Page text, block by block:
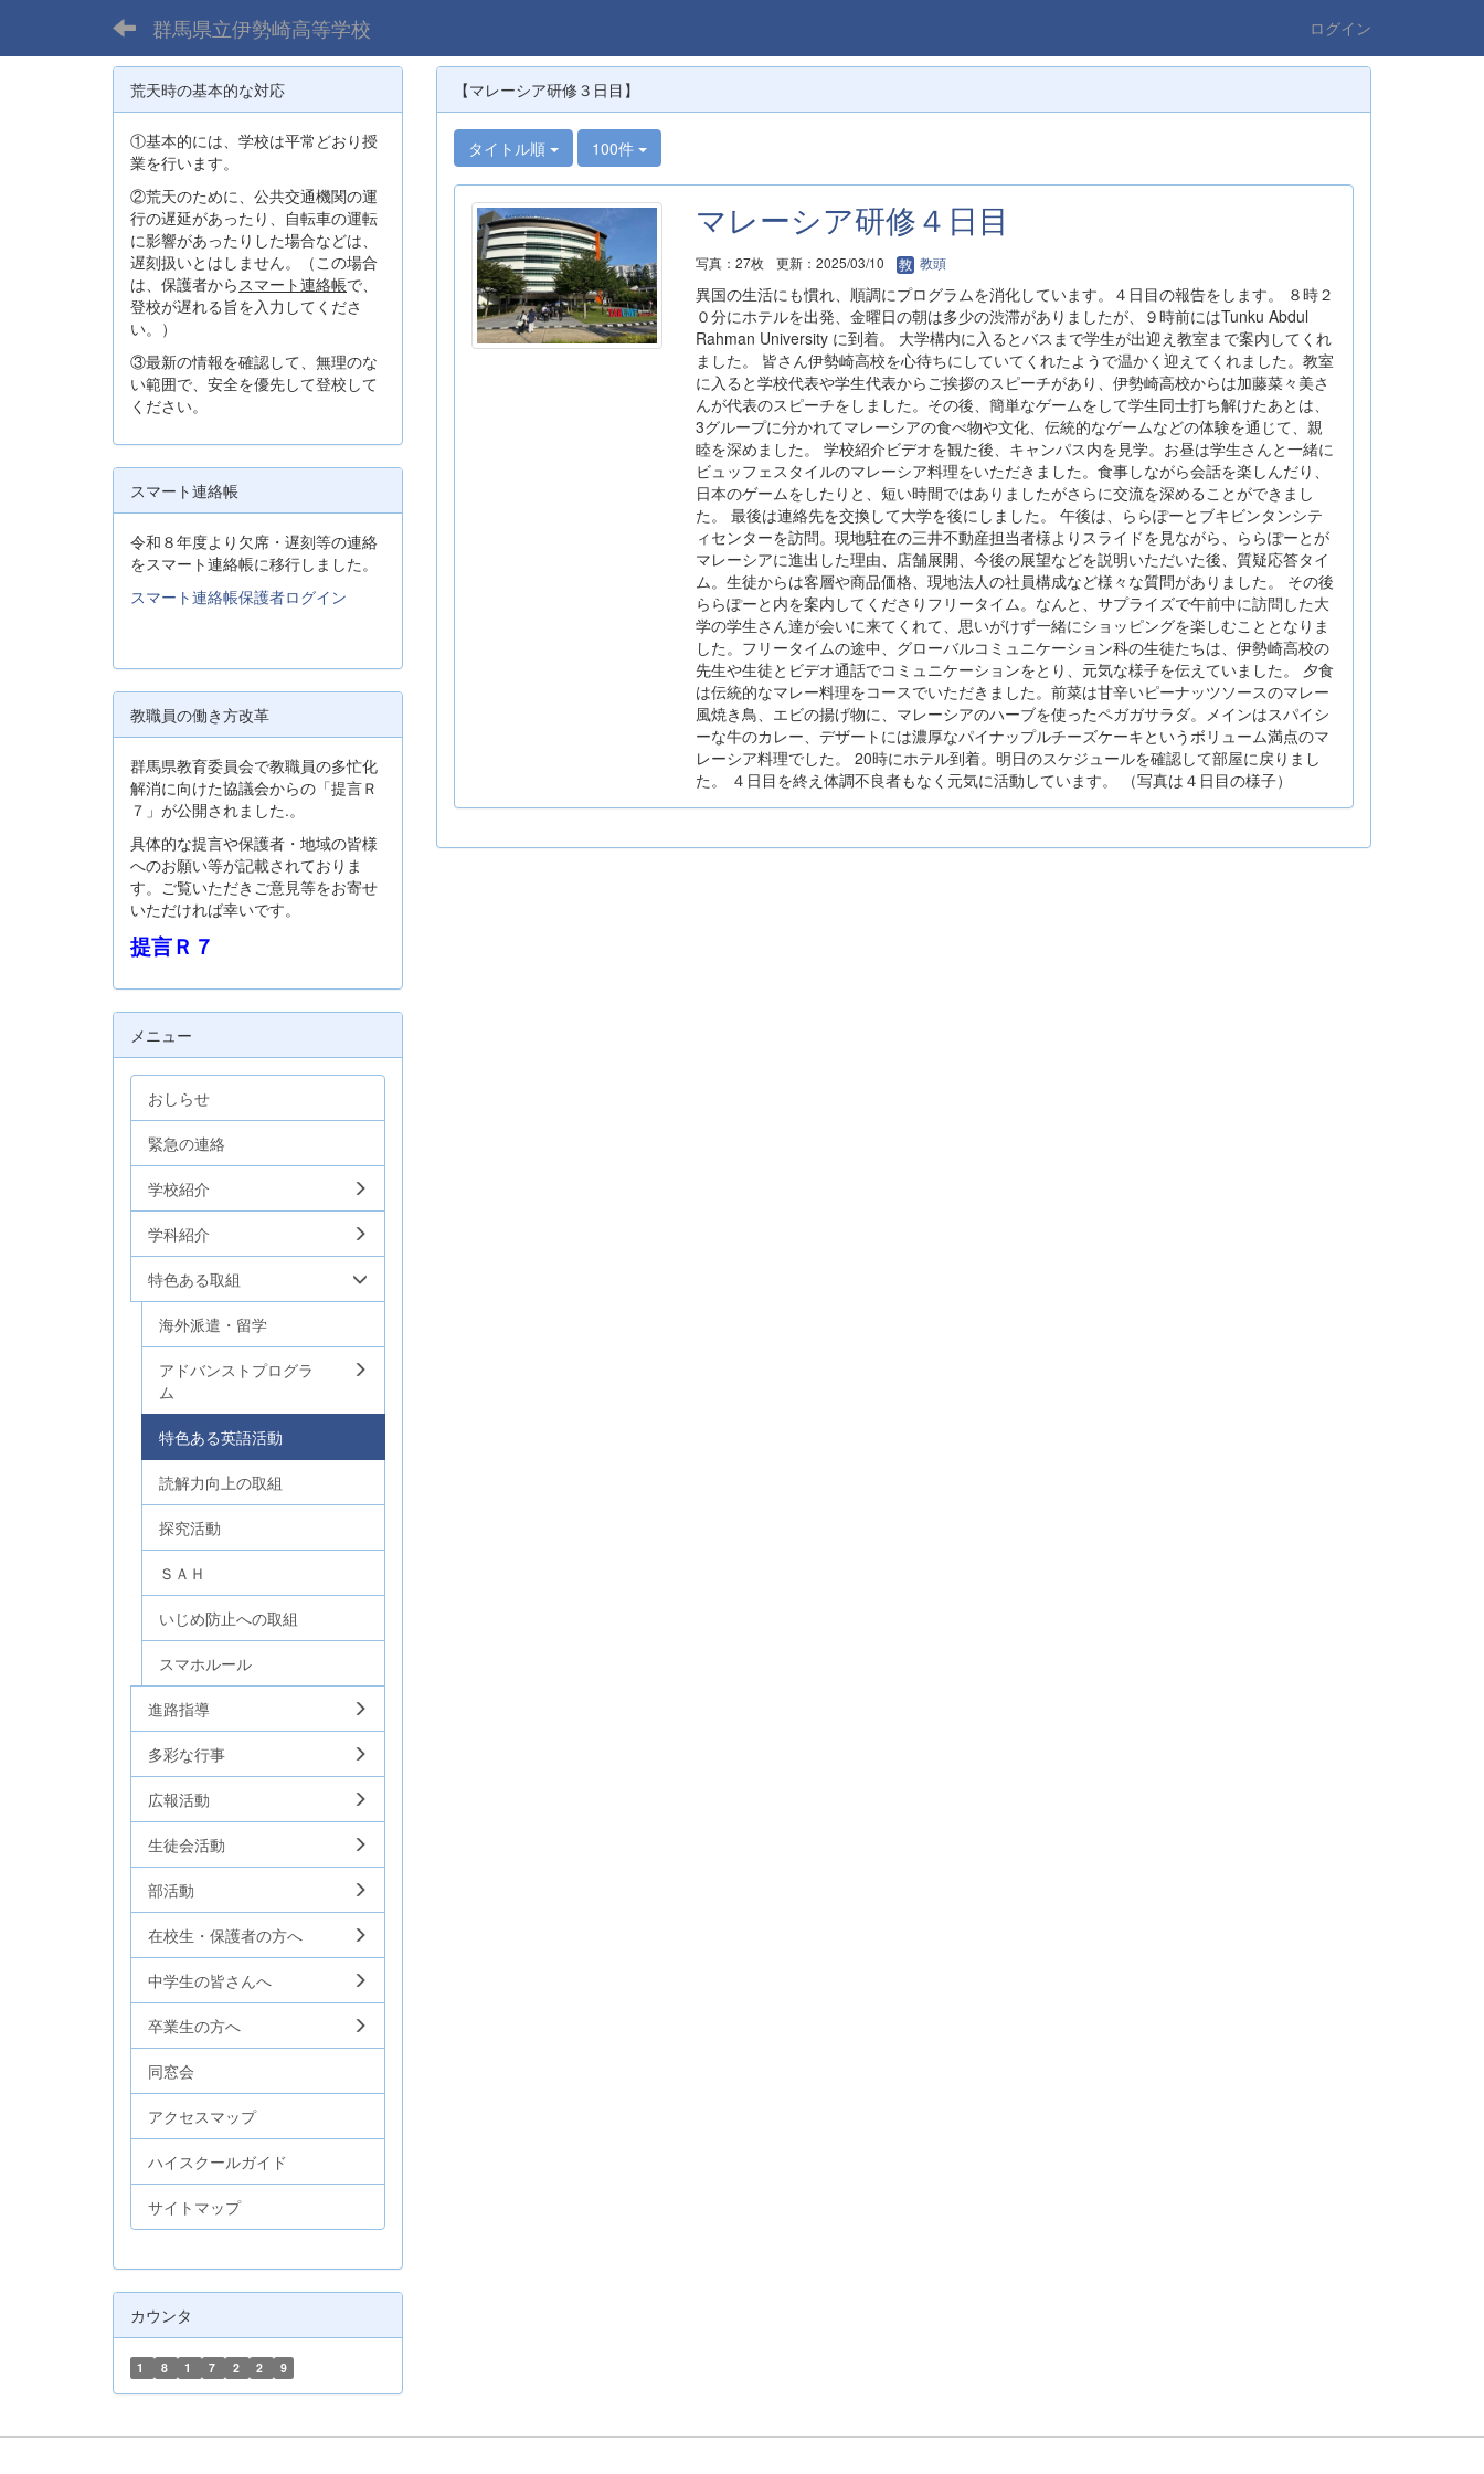
群馬県立伊勢崎高等学校 ログイン
【マレーシア研修３日目】
タイトル順 100件
マレーシア研修４日目
写真：27枚 更新：2025/03/10 教頭
異国の生活にも慣れ、順調にプログラムを消化しています。４日目の報告をします。 ８時２
０分にホテルを出発、金曜日の朝は多少の渋滞がありましたが、９時前にはTunku Abdul
Rahman University に到着。 大学構内に入るとバスまで学生が出迎え教室まで案内してくれ
ました。 皆さん伊勢崎高校を心待ちにしていてくれたようで温かく迎えてくれました。教室
に入ると学校代表や学生代表からご挨拶のスピーチがあり、伊勢崎高校からは加藤菜々美さ
んが代表のスピーチをしました。その後、簡単なゲームをして学生同士打ち解けたあとは、
3グループに分かれてマレーシアの食べ物や文化、伝統的なゲームなどの体験を通じて、親
睦を深めました。 学校紹介ビデオを観た後、キャンパス内を見学。お昼は学生さんと一緒に
ビュッフェスタイルのマレーシア料理をいただきました。食事しながら会話を楽しんだり、
日本のゲームをしたりと、短い時間ではありましたがさらに交流を深めることができまし
た。 最後は連絡先を交換して大学を後にしました。 午後は、ららぽーとブキビンタンシテ
ィセンターを訪問。現地駐在の三井不動産担当者様よりスライドを見ながら、ららぽーとが
マレーシアに進出した理由、店舗展開、今後の展望などを説明いただいた後、質疑応答タイ
ム。生徒からは客層や商品価格、現地法人の社員構成など様々な質問がありました。 その後
ららぽーと内を案内してくださりフリータイム。なんと、サプライズで午前中に訪問した大
学の学生さん達が会いに来てくれて、思いがけず一緒にショッピングを楽しむこととなりま
した。フリータイムの途中、グローバルコミュニケーション科の生徒たちは、伊勢崎高校の
先生や生徒とビデオ通話でコミュニケーションをとり、元気な様子を伝えていました。 夕食
は伝統的なマレー料理をコースでいただきました。前菜は甘辛いピーナッツソースのマレー
風焼き鳥、エビの揚げ物に、マレーシアのハーブを使ったペガガサラダ。メインはスパイシ
ーな牛のカレー、デザートには濃厚なパイナップルチーズケーキというボリューム満点のマ
レーシア料理でした。 20時にホテル到着。明日のスケジュールを確認して部屋に戻りまし
た。 ４日目を終え体調不良者もなく元気に活動しています。 （写真は４日目の様子）
荒天時の基本的な対応
①基本的には、学校は平常どおり授
業を行います。
②荒天のために、公共交通機関の運
行の遅延があったり、自転車の運転
に影響があったりした場合などは、
遅刻扱いとはしません。（この場合
は、保護者からスマート連絡帳で、
登校が遅れる旨を入力してくださ
い。）
③最新の情報を確認して、無理のな
い範囲で、安全を優先して登校して
ください。
スマート連絡帳
令和８年度より欠席・遅刻等の連絡
をスマート連絡帳に移行しました。
スマート連絡帳保護者ログイン
教職員の働き方改革
群馬県教育委員会で教職員の多忙化
解消に向けた協議会からの「提言Ｒ
７」が公開されました.。
具体的な提言や保護者・地域の皆様
へのお願い等が記載されておりま
す。ご覧いただきご意見等をお寄せ
いただければ幸いです。
提言Ｒ７
メニュー
おしらせ
緊急の連絡
学校紹介
学科紹介
特色ある取組
海外派遣・留学
アドバンストプログラ
ム
特色ある英語活動
読解力向上の取組
探究活動
ＳＡＨ
いじめ防止への取組
スマホルール
進路指導
多彩な行事
広報活動
生徒会活動
部活動
在校生・保護者の方へ
中学生の皆さんへ
卒業生の方へ
同窓会
アクセスマップ
ハイスクールガイド
サイトマップ
カウンタ
1 8 1 7 2 2 9